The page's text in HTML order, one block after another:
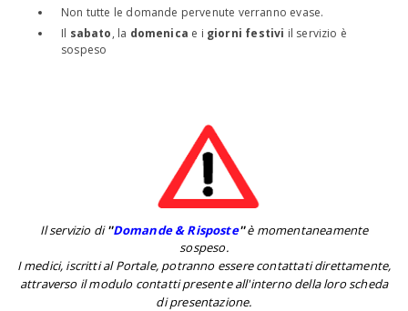
Non tutte le domande pervenute verranno evase.
Il sabato, la domenica e i giorni festivi il servizio è
sospeso
Il servizio di''Domande & Risposte''è momentaneamente
sospeso.
I medici, iscritti al Portale, potranno essere contattati direttamente,
attraverso il modulo contatti presente all'interno della loro scheda
di presentazione.